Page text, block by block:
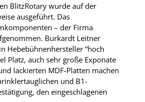
BlitzRotary wurde auf der
ausgeführt. Das
– der Firma
Burkardt Leitner
Hebebühnenhersteller “hoch
Platz, auch sehr große Exponate
lackierten MDF-Platten machen
und B1-
den eingeschlagenen